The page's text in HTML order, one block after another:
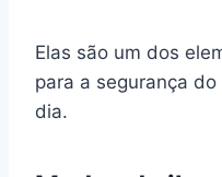
Elas são um dos
para a segurança
dia.